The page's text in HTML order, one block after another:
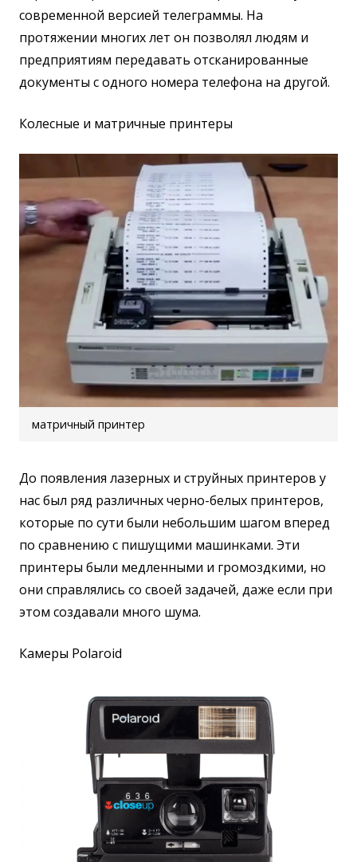
современной версией телеграммы. На
протяжении многих лет он позволял людям и
предприятиям передавать отсканированные
документы с одного номера телефона на другой.
Колесные и матричные принтеры
матричный принтер
До появления лазерных и струйных принтеров у
нас был ряд различных черно-белых принтеров,
которые по сути были небольшим шагом вперед
по сравнению с пишущими машинками. Эти
принтеры были медленными и громоздкими, но
они справлялись со своей задачей, даже если при
этом создавали много шума.
Камеры Polaroid